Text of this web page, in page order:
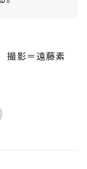
影＝遠藤素